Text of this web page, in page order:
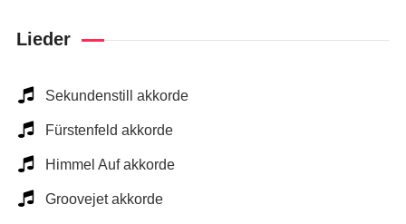
Lieder
Sekundenstill akkorde
Fürstenfeld akkorde
Himmel Auf akkorde
Groovejet akkorde